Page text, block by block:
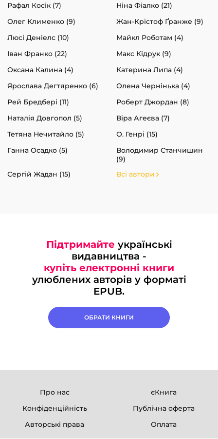
Рафал Косік (7)
Ніна Фіалко (21)
Олег Клименко (9)
Жан-Крістоф Ґранже (9)
Люсі Деніелс (10)
Майкл Роботам (4)
Іван Франко (22)
Макс Кідрук (9)
Оксана Калина (4)
Катерина Липа (4)
Ярослава Дегтяренко (6)
Олена Чернінька (4)
Рей Бредбері (11)
Роберт Джордан (8)
Наталія Довгопол (5)
Віра Агеєва (7)
Тетяна Нечитайло (5)
О. Генрі (15)
Ганна Осадко (5)
Володимир Станчишин
(9)
Сергій Жадан (15)
Всі автори
Підтримайте українські
видавництва -
купіть електронні книги
улюблених авторів у форматі
EPUB.
ОБРАТИ КНИГИ
Про нас
єКнига
Конфіденційність
Публічна оферта
Авторські права
Оплата